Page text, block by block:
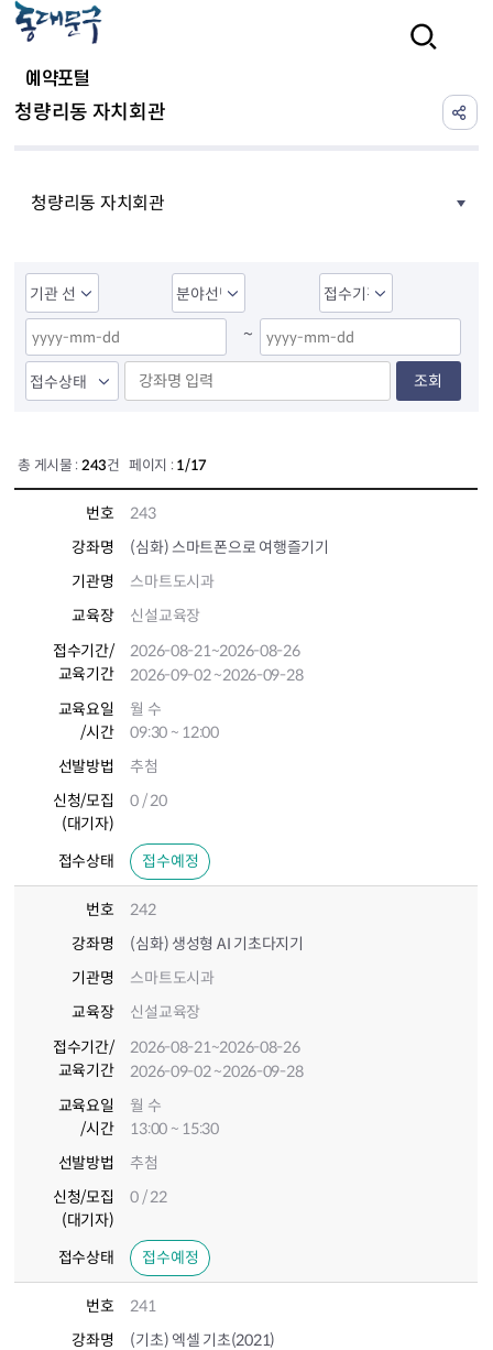
예약포털
청량리동 자치회관
청량리동 자치회관
~
조회
총 게시물 : 243건 페이지 : 1/17
번호
243
강좌명
(심화) 스마트폰으로 여행즐기기
기관명
스마트도시과
교육장
신설교육장
접수기간/
교육기간
2026-08-21~2026-08-26
2026-09-02~2026-09-28
교육요일
/시간
월 수
09:30 ~ 12:00
선발방법
추첨
신청/모집
(대기자)
0 / 20
접수상태 접수예정
번호
242
강좌명
(심화) 생성형 AI 기초다지기
기관명
스마트도시과
교육장
신설교육장
접수기간/
교육기간
2026-08-21~2026-08-26
2026-09-02~2026-09-28
교육요일
/시간
월 수
13:00 ~ 15:30
선발방법
추첨
신청/모집
(대기자)
0 / 22
접수상태 접수예정
번호
241
강좌명
(기초) 엑셀 기초(2021)